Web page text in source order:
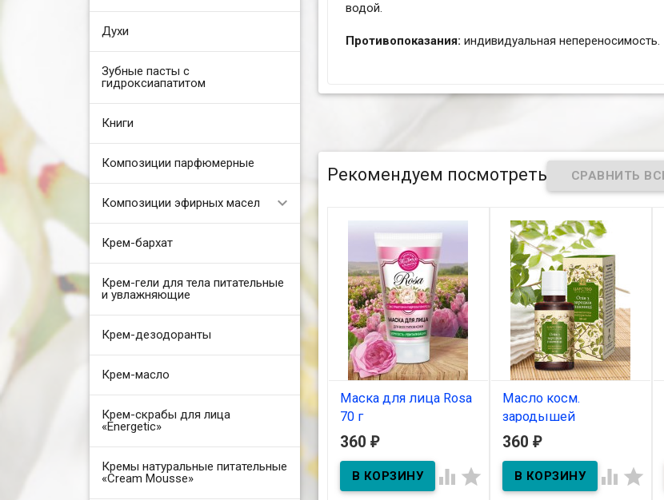
Духи
Зубные пасты с
гидроксиапатитом
Книги
Композиции парфюмерные
Композиции эфирных масел
Крем-бархат
Крем-гели для тела питательные
и увлажняющие
Крем-дезодоранты
Крем-масло
Крем-скрабы для лица
«Energetic»
Кремы натуральные питательные
«Cream Mousse»
водой.
Противопоказания: индивидуальная непереносимость.
Рекомендуем посмотреть
Маска для лица Rosa
70 г
В наличии
360 ₽
 
Масло косм.
зародышей
пшеницы 30мл
В наличии
Масло косм. зародышей
360 ₽
 